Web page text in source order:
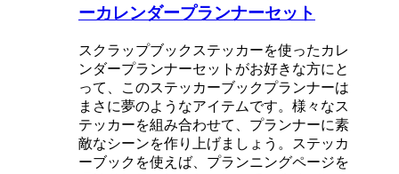
ーカレンダープランナーセット
スクラップブックステッカーを使ったカレ
ンダープランナーセットがお好きな方にと
って、このステッカーブックプランナーは
まさに夢のようなアイテムです。様々なス
テッカーを組み合わせて、プランナーに素
敵なシーンを作り上げましょう。ステッカ
ーブックを使えば、プランニングページを